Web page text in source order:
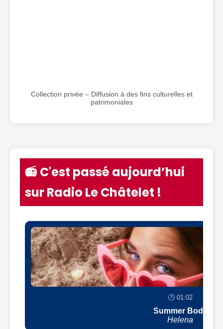
Collection privée – Diffusion à des fins culturelles et
patrimoniales
📻 C'est passé aujourd’hui
sur Radio Le Châtelet !
🕒 01:02
Summer Body
Helena